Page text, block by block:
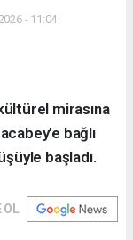
- 11:04
mirasına
bağlı
başladı.
OL